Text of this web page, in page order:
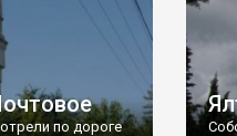
по дороге